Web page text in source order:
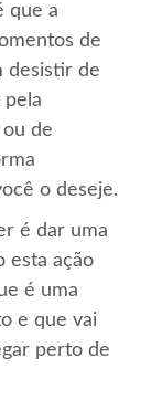
que a
de
desistir de
de
o deseje.
é dar uma
esta ação
é uma
e que vai
perto de